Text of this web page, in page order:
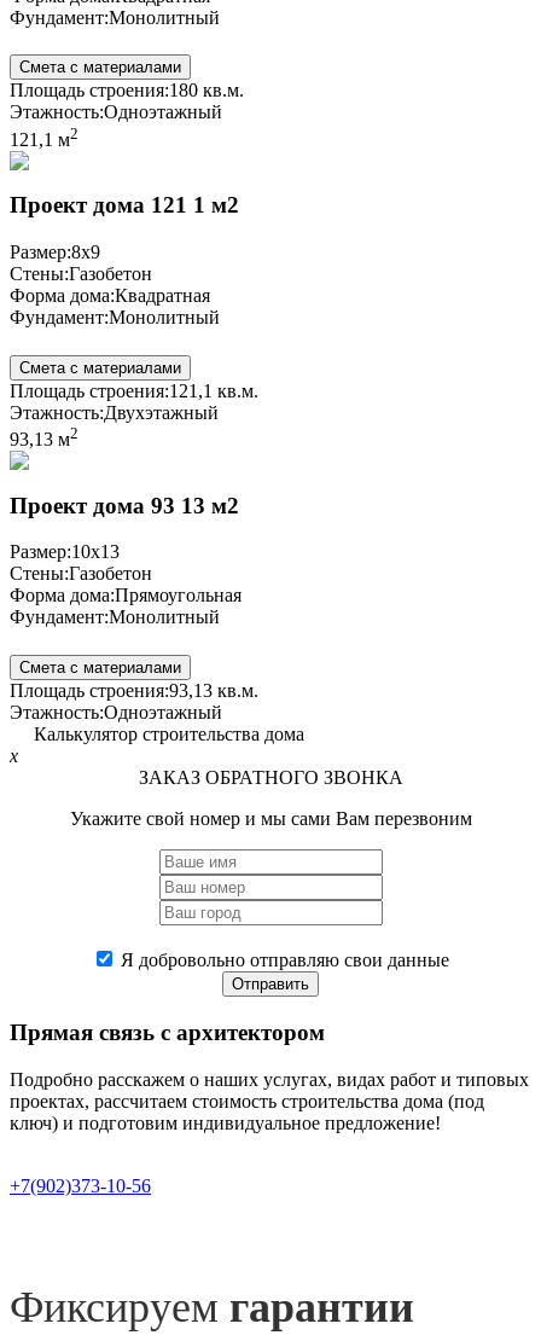
Фундамент:Монолитный
Смета с материалами
Площадь строения:180 кв.м.
Этажность:Одноэтажный
121,1 м2
Проект дома 121 1 м2
Размер:8x9
Стены:Газобетон
Форма дома:Квадратная
Фундамент:Монолитный
Смета с материалами
Площадь строения:121,1 кв.м.
Этажность:Двухэтажный
93,13 м2
Проект дома 93 13 м2
Размер:10x13
Стены:Газобетон
Форма дома:Прямоугольная
Фундамент:Монолитный
Смета с материалами
Площадь строения:93,13 кв.м.
Этажность:Одноэтажный
Калькулятор строительства дома
x
ЗАКАЗ ОБРАТНОГО ЗВОНКА
Укажите свой номер и мы сами Вам перезвоним
Я добровольно отправляю свои данные
Отправить
Прямая связь с архитектором
Подробно расскажем о наших услугах, видах работ и типовых
проектах, рассчитаем стоимость строительства дома (под
ключ) и подготовим индивидуальное предложение!
+7(902)373-10-56
Фиксируем гарантии